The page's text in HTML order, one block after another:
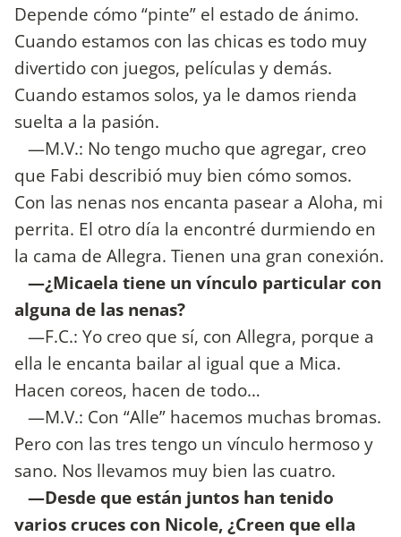
Depende cómo “pinte” el estado de ánimo.
Cuando estamos con las chicas es todo muy
divertido con juegos, películas y demás.
Cuando estamos solos, ya le damos rienda
suelta a la pasión.
—M.V.: No tengo mucho que agregar, creo
que Fabi describió muy bien cómo somos.
Con las nenas nos encanta pasear a Aloha, mi
perrita. El otro día la encontré durmiendo en
la cama de Allegra. Tienen una gran conexión.
—¿Micaela tiene un vínculo particular con
alguna de las nenas?
—F.C.: Yo creo que sí, con Allegra, porque a
ella le encanta bailar al igual que a Mica.
Hacen coreos, hacen de todo…
—M.V.: Con “Alle” hacemos muchas bromas.
Pero con las tres tengo un vínculo hermoso y
sano. Nos llevamos muy bien las cuatro.
—Desde que están juntos han tenido
varios cruces con Nicole, ¿Creen que ella